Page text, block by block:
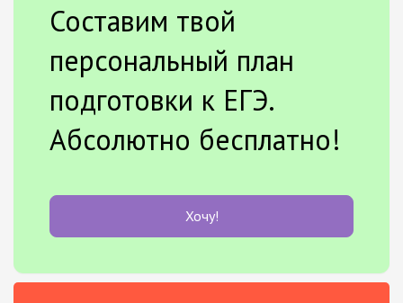
Составим твой
персональный план
подготовки к ЕГЭ.
Абсолютно бесплатно!
Хочу!